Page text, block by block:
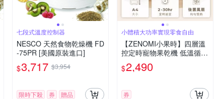
七段式溫度控制器
NESCO 天然食物乾燥機 FD
-75PR [美國原裝進口]
$3,717 $3,954
限時下殺 券 贈品
小體積大功率實現零食自由
【ZENOMI小果時】四層溫
控定時寵物果乾機 低溫循環
保留95%營養 超省電
$2,490
券